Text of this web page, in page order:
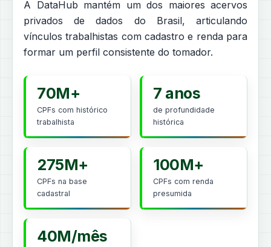
A DataHub mantém um dos maiores acervos
privados de dados do Brasil, articulando
vínculos trabalhistas com cadastro e renda para
formar um perfil consistente do tomador.
70M+
CPFs com histórico
trabalhista
7 anos
de profundidade
histórica
275M+
CPFs na base
cadastral
100M+
CPFs com renda
presumida
40M/mês